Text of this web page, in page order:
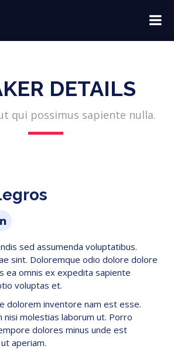
DETAILS
qui possimus sapiente nulla.
sed assumenda voluptatibus.
sint. Doloremque odio dolore dolore
ea omnis ex expedita sapiente
voluptas et.
dolorem inventore nam est esse.
nisi molestias laborum ut. Porro
dolores minus unde est
aperiam.